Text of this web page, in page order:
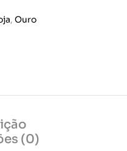
, Ouro
(0)